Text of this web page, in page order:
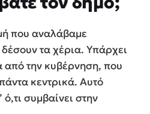
που αναλάβαμε
τα χέρια. Υπάρχει
από την κυβέρνηση, που
κεντρικά. Αυτό
ό,τι συμβαίνει στην